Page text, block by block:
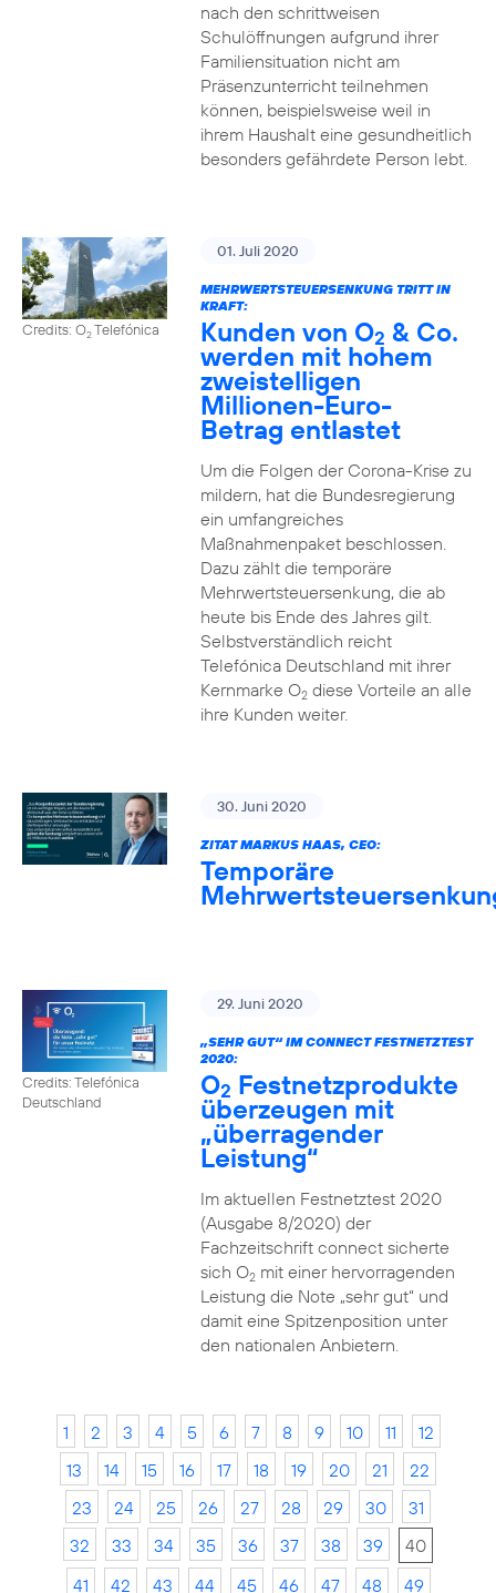
nach den schrittweisen
Schulöffnungen aufgrund ihrer
Familiensituation nicht am
Präsenzunterricht teilnehmen
können, beispielsweise weil in
ihrem Haushalt eine gesundheitlich
besonders gefährdete Person lebt.
Credits: O2Telefónica
01. Juli 2020
MEHRWERTSTEUERSENKUNG TRITT IN
KRAFT:
Kunden von O2 & Co.
werden mit hohem
zweistelligen
Millionen-Euro-
Betrag entlastet
Um die Folgen der Corona-Krise zu
mildern, hat die Bundesregierung
ein umfangreiches
Maßnahmenpaket beschlossen.
Dazu zählt die temporäre
Mehrwertsteuersenkung, die ab
heute bis Ende des Jahres gilt.
Selbstverständlich reicht
Telefónica Deutschland mit ihrer
Kernmarke O2diese Vorteile an alle
ihre Kunden weiter.
30. Juni 2020
ZITAT MARKUS HAAS, CEO:
Temporäre
Credits: Telefónica
Deutschland
29. Juni 2020
„SEHR GUT“ IM CONNECT FESTNETZTEST
2020:
O2 Festnetzprodukte
überzeugen mit
„überragender
Leistung“
Im aktuellen Festnetztest 2020
(Ausgabe 8/2020) der
Fachzeitschrift connect sicherte
sich O2mit einer hervorragenden
Leistung die Note „sehr gut“ und
damit eine Spitzenposition unter
den nationalen Anbietern.
1 2 3 4 5 6 7 8 9 10 11
12
13
14 15 16 17 18 19 20 21
22
23
24 25 26 27 28 29 30
31
32
33 34 35 36 37 38 39
40
41
42 43 44 45 46 47 48 49